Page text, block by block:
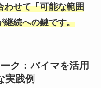
わせて「可能な範囲
継続への鍵です。
ク：バイマを活用
実践例